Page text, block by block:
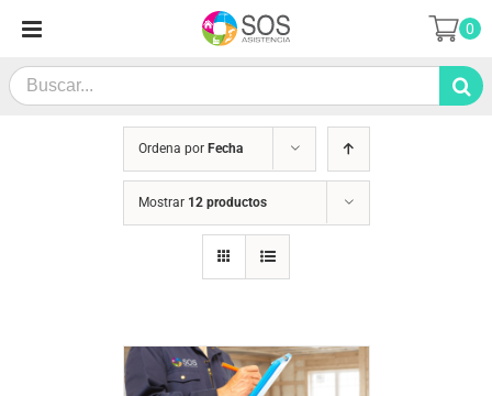
contenido
Search
for:
0
Ordena por Fecha
Mostrar 12 productos